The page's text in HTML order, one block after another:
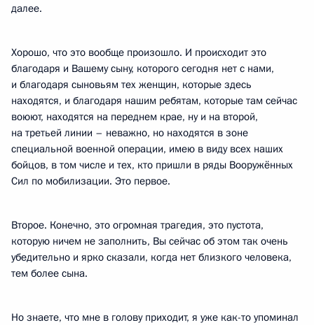
далее.
Хорошо, что это вообще произошло. И происходит это
благодаря и Вашему сыну, которого сегодня нет с нами,
и благодаря сыновьям тех женщин, которые здесь
находятся, и благодаря нашим ребятам, которые там сейчас
воюют, находятся на переднем крае, ну и на второй,
на третьей линии – неважно, но находятся в зоне
специальной военной операции, имею в виду всех наших
бойцов, в том числе и тех, кто пришли в ряды Вооружённых
Сил по мобилизации. Это первое.
Второе. Конечно, это огромная трагедия, это пустота,
которую ничем не заполнить, Вы сейчас об этом так очень
убедительно и ярко сказали, когда нет близкого человека,
тем более сына.
Но знаете, что мне в голову приходит, я уже как-то упоминал